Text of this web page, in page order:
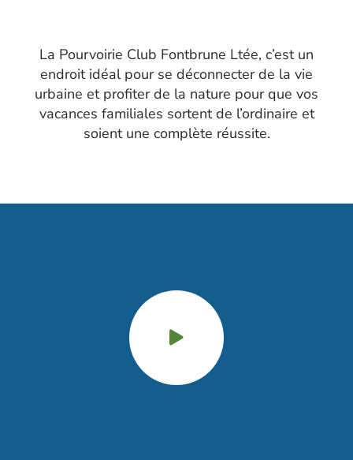
La Pourvoirie Club Fontbrune Ltée, c’est un
endroit idéal pour se déconnecter de la vie
urbaine et profiter de la nature pour que vos
vacances familiales sortent de l’ordinaire et
soient une complète réussite.